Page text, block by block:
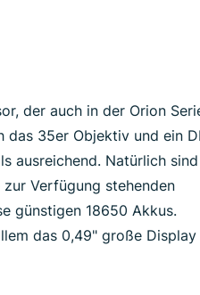
der auch in der Orion
35er Objektiv und ein
ausreichend. Natürlich
Verfügung stehenden
günstigen 18650 Akkus.
das 0,49" große Display